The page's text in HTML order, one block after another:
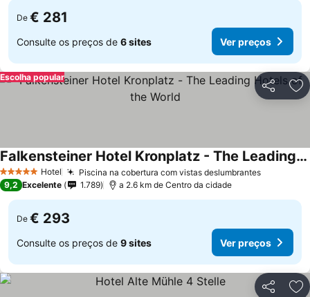
De € 281
Consulte os preços de 6 sites Ver preços
Partilhar
Escolha popular
5 Estrelas Hotel Piscina na cobertura com vistas deslumbrantesVer
Falkensteiner Hotel Kronplatz - The Leading Hotels of the World
Ver preços
9,2 Excelente 1.789 a 2.6 km de Centro da cidade
De € 293
Consulte os preços de 9 sites Ver preços
Partilhar